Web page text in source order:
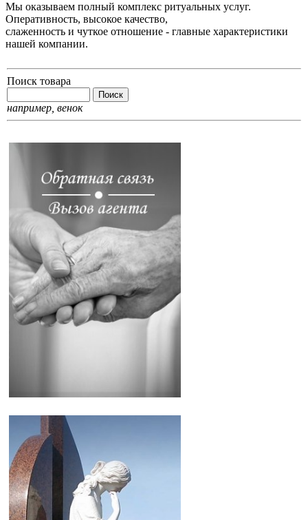
Мы оказываем полный комплекс ритуальных услуг.
Оперативность, высокое качество,
слаженность и чуткое отношение - главные характеристики
нашей компании.
Поиск товара
например, венок